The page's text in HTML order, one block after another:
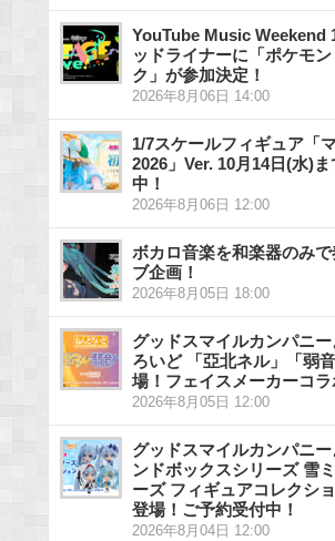
YouTube Music Weekend
ッドライナーに「ポケモン
ク」が参加決定！
2026年8月06日 14:00
1/7スケールフィギュア「
2026」Ver. 10月14日(水)
中！
2026年8月06日 12:00
ボカロ音楽を和楽器のみ
ブ企画！
2026年8月05日 18:00
グッドスマイルカンパニ
ろいど 「亞北ネル」「弱
場！フェイスメーカーコラ
2026年8月05日 12:00
グッドスマイルカンパニ
ンドボックスシリーズ 雪
ーズ フィギュアコレクシ
登場！ご予約受付中！
2026年8月04日 12:00